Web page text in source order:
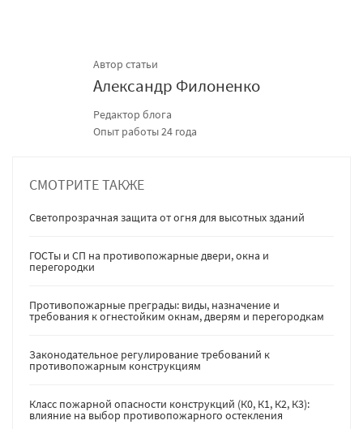
Автор статьи
Александр Филоненко
Редактор блога
Опыт работы 24 года
СМОТРИТЕ ТАКЖЕ
Светопрозрачная защита от огня для высотных зданий
ГОСТы и СП на противопожарные двери, окна и
перегородки
Противопожарные преграды: виды, назначение и
требования к огнестойким окнам, дверям и перегородкам
Законодательное регулирование требований к
противопожарным конструкциям
Класс пожарной опасности конструкций (К0, К1, К2, К3):
влияние на выбор противопожарного остекления